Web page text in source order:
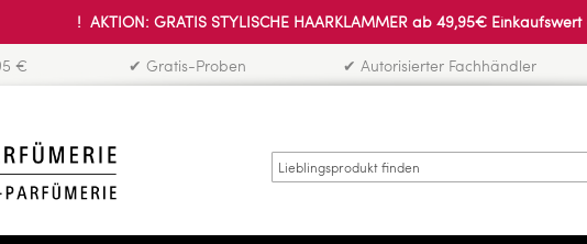
! AKTION: GRATIS STYLISCHE HAARKLAMMER ab 49,95€
€ ✔ Gratis-Proben ✔ Autorisierter Fachhändler